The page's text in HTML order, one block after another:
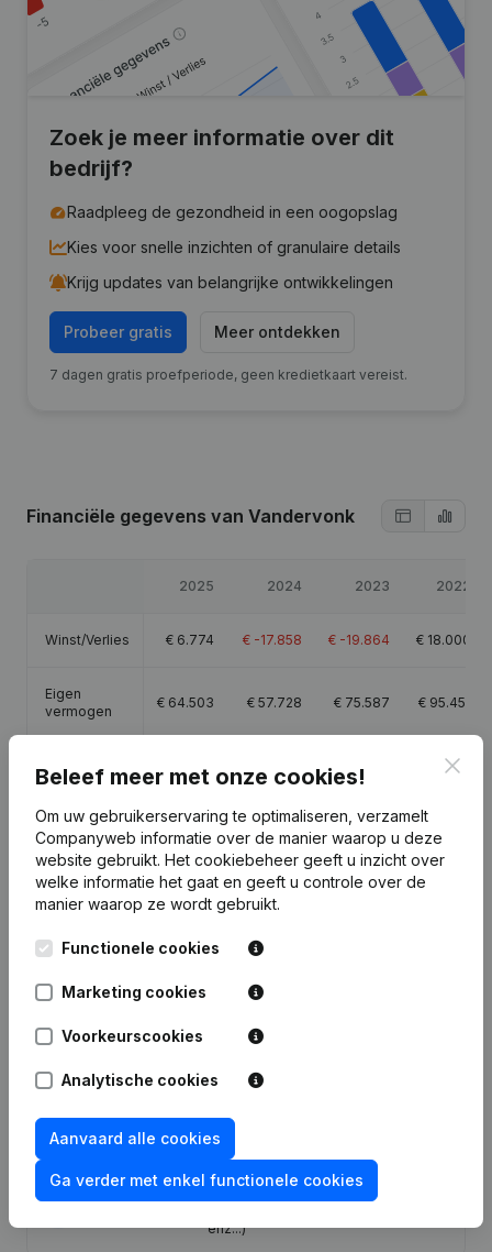
Zoek je meer informatie over dit
bedrijf?
Raadpleeg de gezondheid in een oogopslag
Kies voor snelle inzichten of granulaire details
Krijg updates van belangrijke ontwikkelingen
Probeer gratis Meer ontdekken
7 dagen gratis proefperiode, geen kredietkaart vereist.
Financiële gegevens van Vandervonk
2025 2024 2023 2022
Winst/Verlies € 6.774 € -17.858 € -19.864 € 18.000
Eigen
vermogen
€ 64.503 € 57.728 € 75.587 € 95.451
Brutomarge 15.027 € -14.706 25.751
Publicatiesvan Vandervonk
Publicatie
Overige Wijzigingen, …) - Wijziging
Zetel - Ontslagnemingen -
Benoemingen
30-01-2019 Maatschappelijke Zetel
Rubriek Oprichting (Nieuwe
enz...)
Beleef meer met onze cookies!
Om uw gebruikerservaring te optimaliseren, verzamelt
Companyweb informatie over de manier waarop u deze
website gebruikt. Het cookiebeheer geeft u inzicht over
welke informatie het gaat en geeft u controle over de
manier waarop ze wordt gebruikt.
Functionele cookies
Marketing cookies
Voorkeurscookies
Analytische cookies
Aanvaard alle cookies
Ga verder met enkel functionele cookies